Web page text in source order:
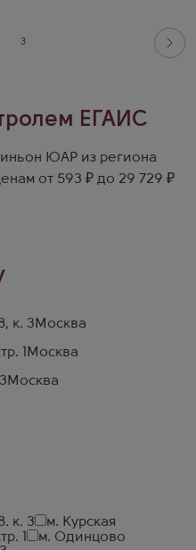
к. 3
м. Курская
1
м. Одинцово
3
ЕГАИС
ЮАР из региона
от 593 ₽ до 29 729 ₽
к. 3 Москва
1
Москва
Москва